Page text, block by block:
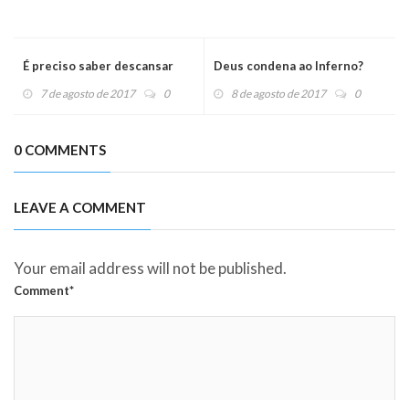
É preciso saber descansar
7 de agosto de 2017 0
Deus condena ao Inferno?
8 de agosto de 2017 0
0 COMMENTS
LEAVE A COMMENT
Your email address will not be published.
Comment*